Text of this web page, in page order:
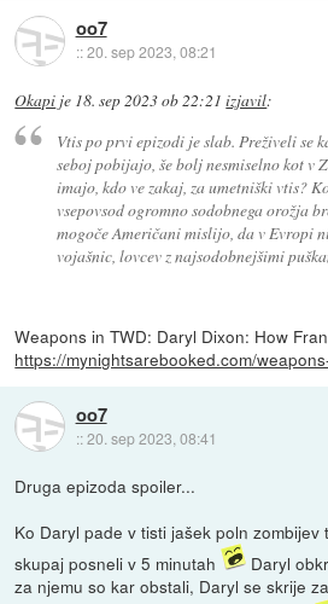
oo7
::20. sep 2023, 08:21
Okapi je 18. sep 2023 ob 22:21 izjavil:
Vtis po prvi epizodi je slab. Preživeli se
seboj pobijajo, še bolj nesmiselno kot v
imajo, kdo ve zakaj, za umetniški vtis?
vsepovsod ogromno sodobnega orožja
mogoče Američani mislijo, da v Evropi
vojašnic, lovcev z najsodobnejšimi
Weapons in TWD: Daryl Dixon: How
https://mynightsarebooked.com/
oo7
::20. sep 2023, 08:41
Druga epizoda spoiler...
Ko Daryl pade v tisti jašek poln zombijev
skupaj posneli v 5 minutah
Daryl
za njemu so kar obstali, Daryl se skrije